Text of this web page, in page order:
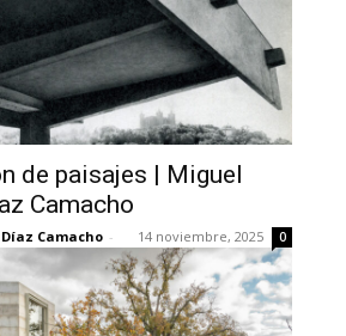
de paisajes | Miguel
Camacho
Camacho - 14 noviembre, 2025 0